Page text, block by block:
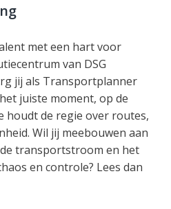
met een hart voor
van DSG
jij als Transportplanner
juiste moment, op de
houdt de regie over routes,
Wil jij meebouwen aan
transportstroom en het
en controle? Lees dan